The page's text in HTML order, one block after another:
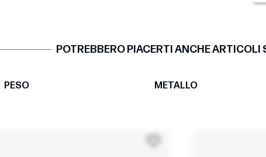
POTREBBERO PIACERTI ANCHE ARTICOLI
PESO METALLO